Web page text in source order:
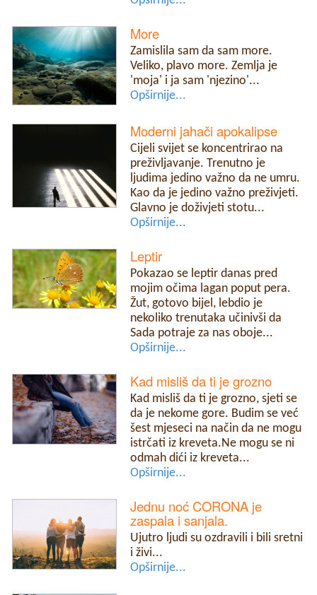
More
Zamislila sam da sam more.
Veliko, plavo more. Zemlja je
'moja' i ja sam 'njezino'...
Opširnije...
Moderni jahači apokalipse
Cijeli svijet se koncentrirao na
preživljavanje. Trenutno je
ljudima jedino važno da ne umru.
Kao da je jedino važno preživjeti.
Glavno je doživjeti stotu...
Opširnije...
Leptir
Pokazao se leptir danas pred
mojim očima lagan poput pera.
Žut, gotovo bijel, lebdio je
nekoliko trenutaka učinivši da
Sada potraje za nas oboje...
Opširnije...
Kad misliš da ti je grozno
Kad misliš da ti je grozno, sjeti se
da je nekome gore. Budim se već
šest mjeseci na način da ne mogu
istrčati iz kreveta.Ne mogu se ni
odmah dići iz kreveta...
Opširnije...
Jednu noć CORONA je
zaspala i sanjala.
Ujutro ljudi su ozdravili i bili sretni
i živi...
Opširnije...